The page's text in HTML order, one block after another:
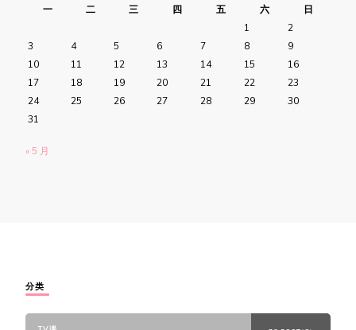
一
二 三 四 五 六
日
1
2
3
4 5 6 7 8
9
10
11 12 13 14 15
16
17
18 19 20 21 22
23
24
25 26 27 28 29
30
31
« 5 月
分类